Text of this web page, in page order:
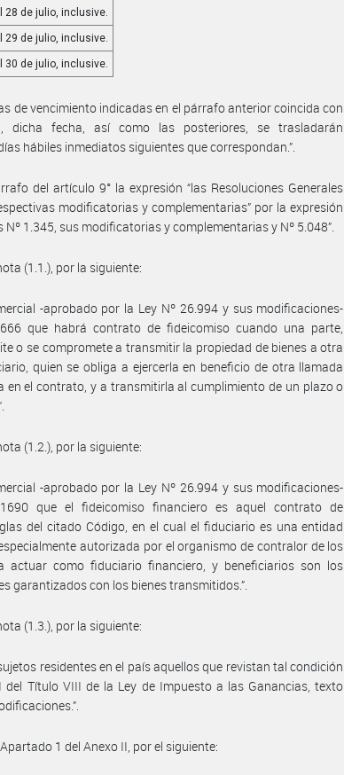
28 de julio, inclusive.
29 de julio, inclusive.
30 de julio, inclusive.
de vencimiento indicadas en el párrafo anterior coincida con
fecha, así como las posteriores, se trasladarán
hábiles inmediatos siguientes que correspondan.”.
del artículo 9° la expresión “las Resoluciones Generales
modificatorias y complementarias” por la expresión
Nº 1.345, sus modificatorias y complementarias y Nº 5.048”.
(1.1.), por la siguiente:
-aprobado por la Ley Nº 26.994 y sus modificaciones-
que habrá contrato de fideicomiso cuando una parte,
o se compromete a transmitir la propiedad de bienes a otra
quien se obliga a ejercerla en beneficio de otra llamada
en el contrato, y a transmitirla al cumplimiento de un plazo o
(1.2.), por la siguiente:
-aprobado por la Ley Nº 26.994 y sus modificaciones-
que el fideicomiso financiero es aquel contrato de
del citado Código, en el cual el fiduciario es una entidad
autorizada por el organismo de contralor de los
actuar como fiduciario financiero, y beneficiarios son los
garantizados con los bienes transmitidos.”.
(1.3.), por la siguiente:
residentes en el país aquellos que revistan tal condición
Título VIII de la Ley de Impuesto a las Ganancias, texto
1 del Anexo II, por el siguiente: